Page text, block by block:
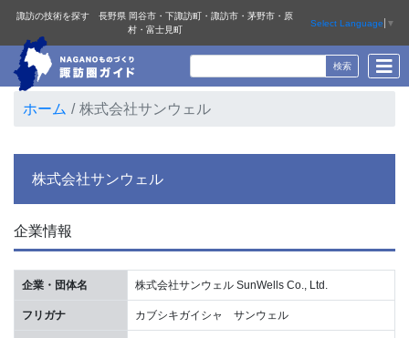
諏訪の技術を探す 長野県 岡谷市・下諏訪町・諏訪市・茅野市・原
村・富士見町
Select Language ▼
ホーム 株式会社サンウェル
株式会社サンウェル
企業情報
企業・団体名 株式会社サンウェル SunWells Co., Ltd.
フリガナ カブシキガイシャ サンウェル